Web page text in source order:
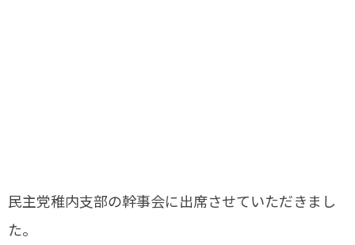
民主党稚内支部の幹事会に出席させていただきまし
た。